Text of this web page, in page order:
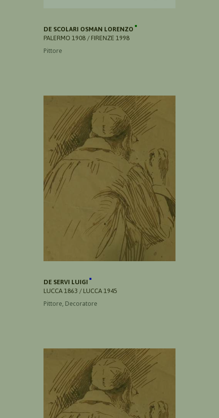
DE SCOLARI OSMAN LORENZO
PALERMO 1908 / FIRENZE 1998
Pittore
DE SERVI LUIGI
LUCCA 1863 / LUCCA 1945
Pittore, Decoratore